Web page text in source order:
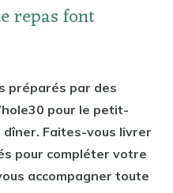
repas font
préparés par des
pour le petit-
Faites-vous livrer
pour compléter votre
accompagner toute